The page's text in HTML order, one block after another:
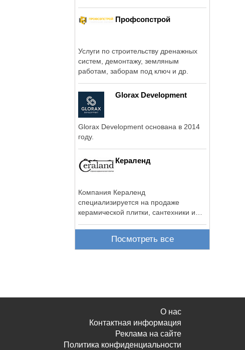
Профсопстрой
Услуги по строительству дренажных
систем, демонтажу, земляным
работам, заборам под ключ и др.
Glorax Development
Glorax Development основана в 2014
году.
Кераленд
Компания Кераленд
специализируется на продаже
керамической плитки, сантехники и
Посмотреть все
О нас
Контактная информация
Реклама на сайте
Политика конфиденциальности